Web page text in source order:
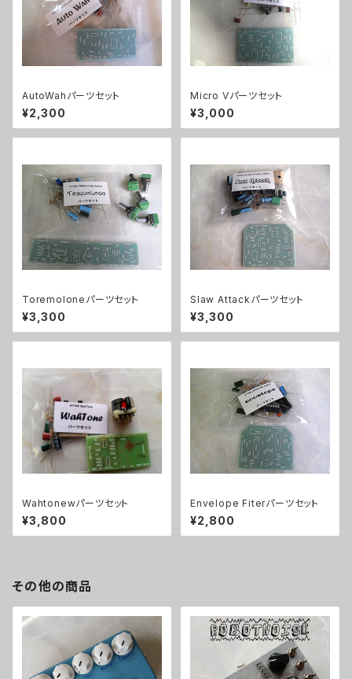
AutoWahパーツセット
¥2,300
Micro Vパーツセット
¥3,000
Toremoloneパーツセット
¥3,300
Slaw Attackパーツセット
¥3,300
Wahtonewパーツセット
¥3,800
Envelope Fiterパーツセット
¥2,800
その他の商品